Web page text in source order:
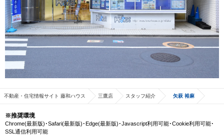
不動産・住宅情報サイト 藤和ハウス 三鷹店 スタッフ紹介 矢萩 裕麻
※推奨環境
Chrome(最新版)･Safari(最新版)･Edge(最新版)･Javascript利用可能･Cookie利用可能･
SSL通信利用可能